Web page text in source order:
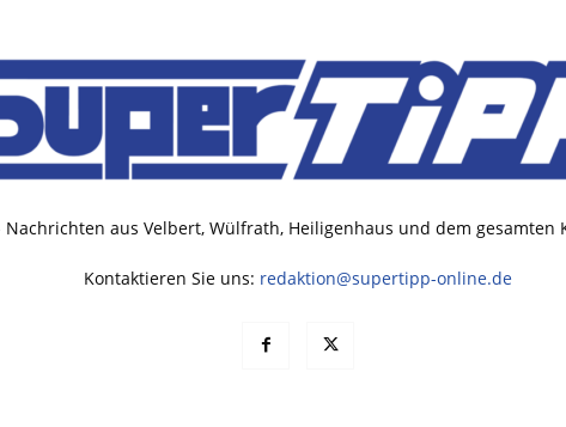
Nachrichten aus Velbert, Wülfrath, Heiligenhaus und dem gesamten
Kontaktieren Sie uns: redaktion@supertipp-online.de